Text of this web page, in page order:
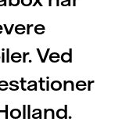
Ved